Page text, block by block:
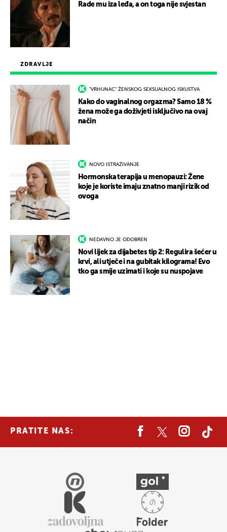
ZDRAVLJE
"VRHUNAC" ŽENSKOG SEKSUALNOG ISKUSTVA
Kako do vaginalnog orgazma? Samo 18 %
žena može ga doživjeti isključivo na ovaj
način
NOVO ISTRAŽIVANJE
Hormonska terapija u menopauzi: Žene
koje je koriste imaju znatno manji rizik od
ovoga
NEDAVNO JE ODOBREN
Novi lijek za dijabetes tip 2: Regulira šećer u
krvi, ali utječe i na gubitak kilograma! Evo
tko ga smije uzimati i koje su nuspojave
Rade mu iza leđa, a on toga nije svjestan
PRATITE NAS: